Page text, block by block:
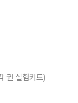
권 실험키트)